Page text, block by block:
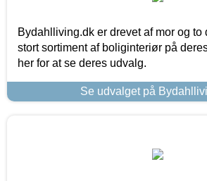
Bydahlliving.dk er drevet af mor og to
stort sortiment af boliginteriør på
her for at se deres udvalg.
Se udvalget på